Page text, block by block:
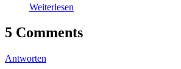
Weiterlesen
5 Comments
Antworten